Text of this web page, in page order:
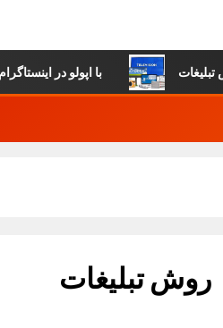
با اپولو در اینستاگرام
روش تبلیغات